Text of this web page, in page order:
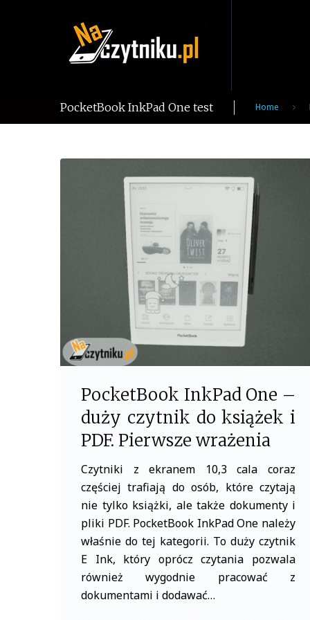
PocketBook InkPad One test Home
PocketBook
InkPad
PocketBook InkPad One –
duży czytnik do książek i
PDF. Pierwsze wrażenia
Czytniki z ekranem 10,3 cala coraz
częściej trafiają do osób, które czytają
nie tylko książki, ale także dokumenty i
pliki PDF. PocketBook InkPad One należy
właśnie do tej kategorii. To duży czytnik
E Ink, który oprócz czytania pozwala
również wygodnie pracować z
dokumentami i dodawać…